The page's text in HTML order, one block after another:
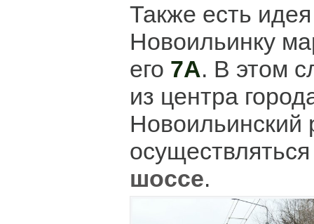
Также есть
Новоильинку
его 7А. В этом
из центра
Новоильинский
шоссе.